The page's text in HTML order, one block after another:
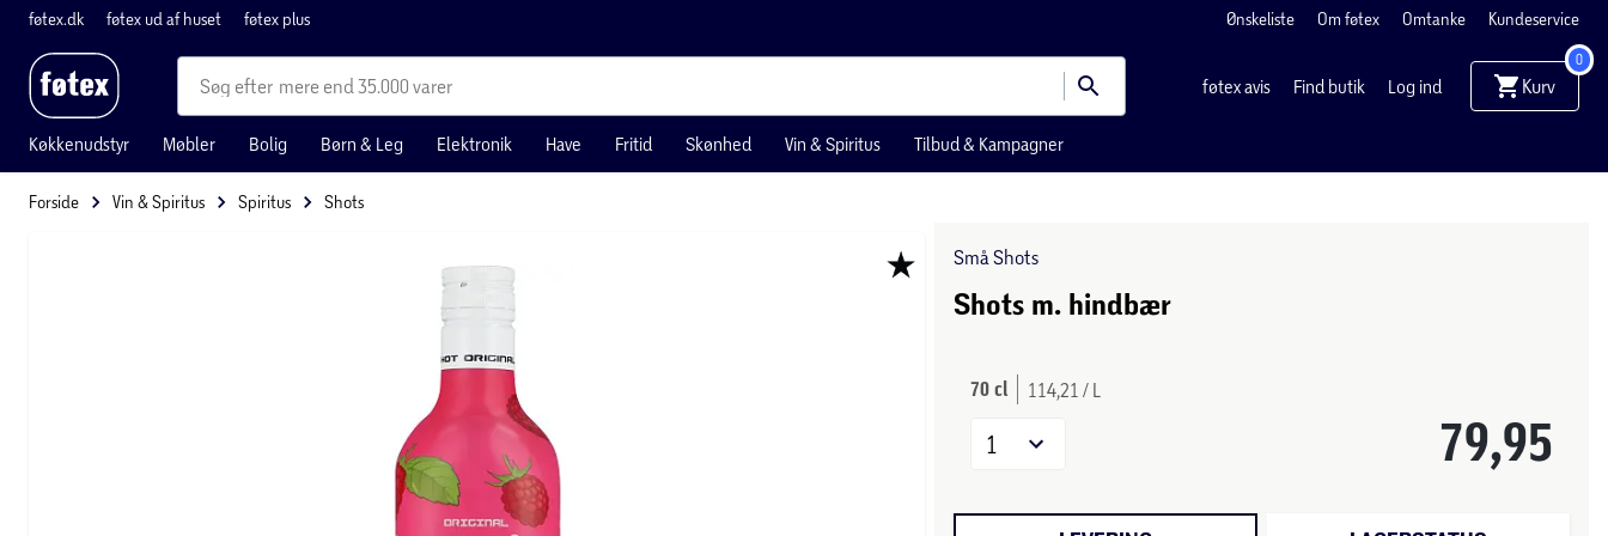
føtex.dk føtex ud af huset føtex plus Ønskeliste Om føtex Omtanke Kundeservice
mere end 35.000 varer føtex avis Find butik Log ind Kurv
0
Køkkenudstyr Møbler Bolig Børn & Leg Elektronik Have Fritid Skønhed Vin & Spiritus Tilbud & Kampagner
Forside Vin & Spiritus Spiritus Shots
Små Shots
Shots m. hindbær
70 cl 114,21 / L
79,95
1